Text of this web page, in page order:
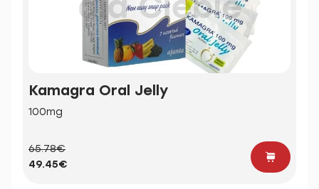
Kamagra Oral Jelly
100mg
65.78€
49.45€